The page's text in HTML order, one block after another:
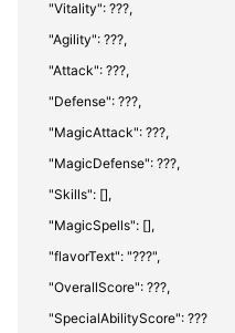
"Vitality": ???,
"Agility": ???,
"Attack": ???,
"Defense": ???,
"MagicAttack": ???,
"MagicDefense": ???,
"Skills": [],
"MagicSpells": [],
"flavorText": "???",
"OverallScore": ???,
"SpecialAbilityScore": ???